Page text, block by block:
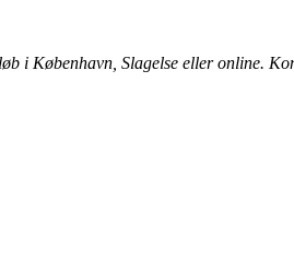
i København, Slagelse eller online.